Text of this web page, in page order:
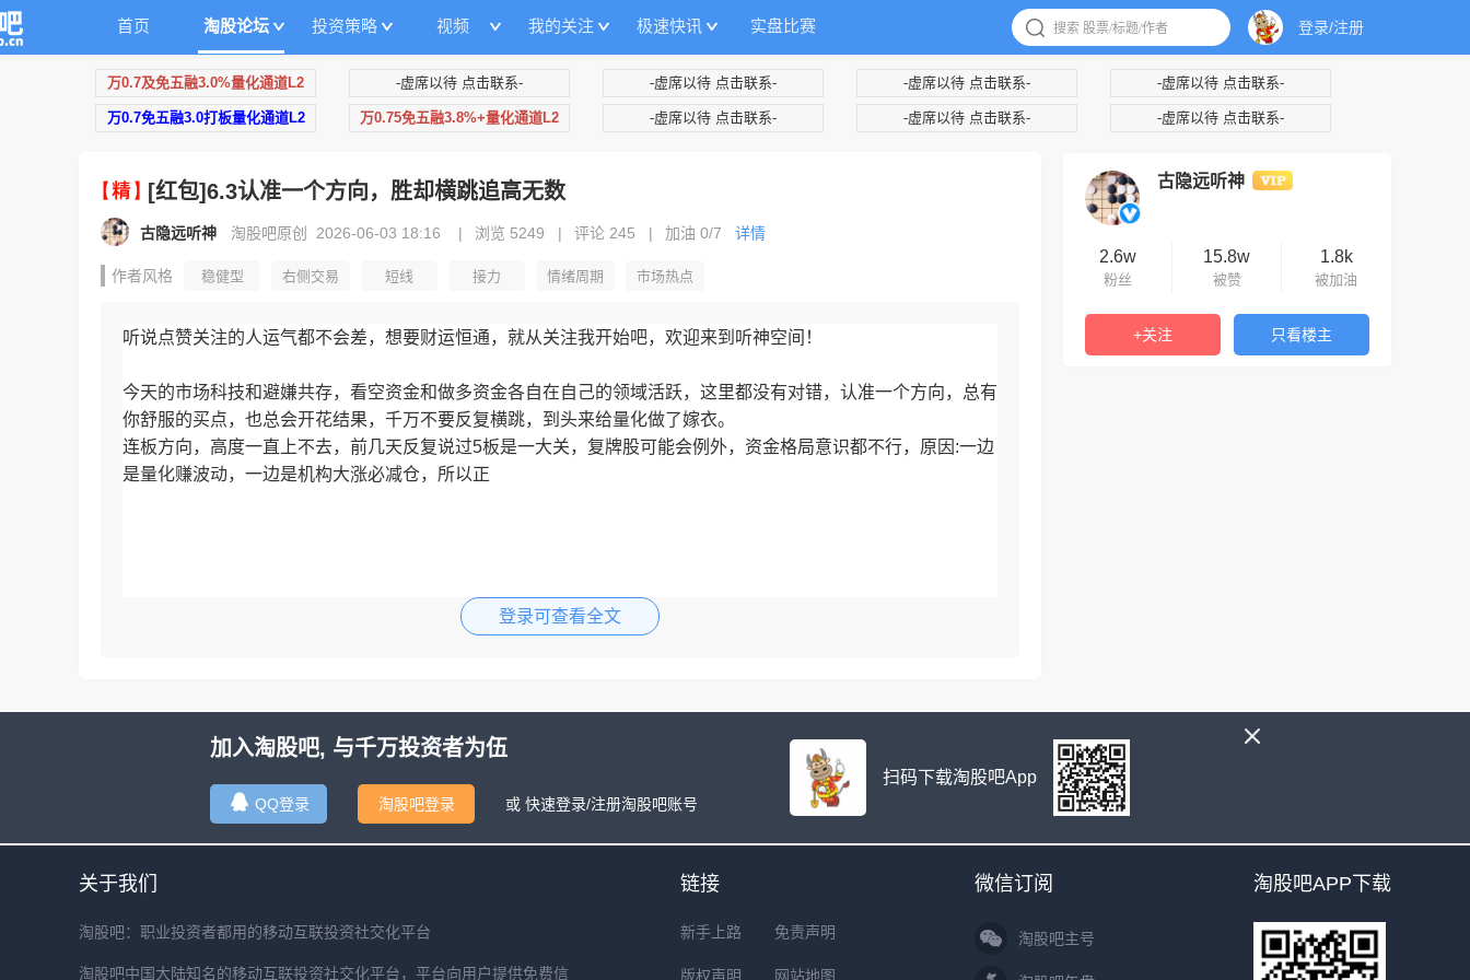
首页 淘股论坛 投资策略 视频 我的关注 极速快讯 实盘比赛 登录/注册
古隐远听神
2.6w
粉丝
15.8w
被赞
1.8k
被加油
+关注 只看楼主
万0.7及免五融3.0%量化通道L2 -虚席以待 点击联系- -虚席以待 点击联系- -虚席以待 点击联系- -虚席以待 点击联系-
万0.7免五融3.0打板量化通道L2 万0.75免五融3.8%+量化通道L2 -虚席以待 点击联系- -虚席以待 点击联系- -虚席以待 点击联系-
[红包]6.3认准一个方向，胜却横跳追高无数
古隐远听神 淘股吧原创 2026-06-03 18:16 | 浏览 5249 | 评论 245 | 加油 0/7 详情
作者风格 稳健型 右侧交易 短线 接力 情绪周期 市场热点
听说点赞关注的人运气都不会差，想要财运恒通，就从关注我开始吧，欢迎来到听神空间！
今天的市场科技和避嫌共存，看空资金和做多资金各自在自己的领域活跃，这里都没有对错，认准一个方向，总有
你舒服的买点，也总会开花结果，千万不要反复横跳，到头来给量化做了嫁衣。
连板方向，高度一直上不去，前几天反复说过5板是一大关，复牌股可能会例外，资金格局意识都不行，原因:一边
是量化赚波动，一边是机构大涨必减仓，所以正
登录可查看全文
加入淘股吧, 与千万投资者为伍
QQ登录 淘股吧登录 或 快速登录/注册淘股吧账号
扫码下载淘股吧App
关于我们
淘股吧：职业投资者都用的移动互联投资社交化平台
淘股吧中国大陆知名的移动互联投资社交化平台，平台向用户提供免费信
链接
新手上路 免责声明
版权声明 网站地图
微信订阅
淘股吧主号
淘股吧APP下载